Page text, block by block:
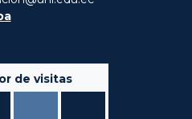
de visitas